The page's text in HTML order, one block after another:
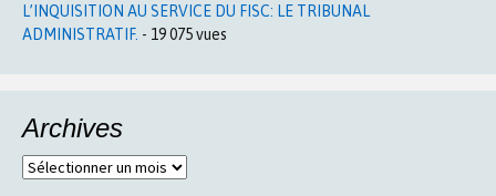
L’INQUISITION AU SERVICE DU FISC: LE TRIBUNAL
ADMINISTRATIF. - 19 075 vues
Archives
Archives